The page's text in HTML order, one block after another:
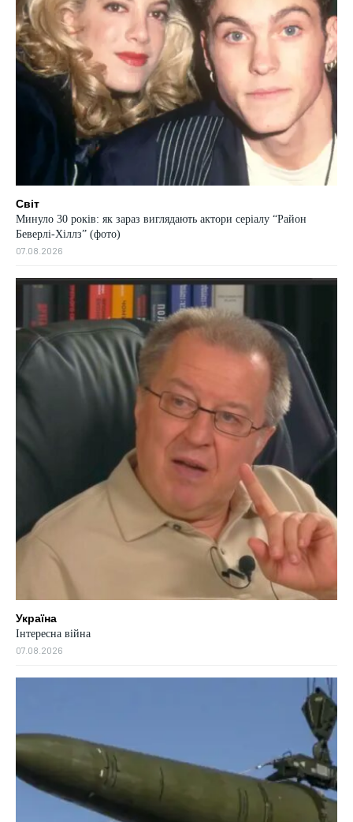
Світ
Минуло 30 років: як зараз виглядають актори серіалу “Район
Беверлі-Хіллз” (фото)
07.08.2026
Україна
Інтересна війна
07.08.2026